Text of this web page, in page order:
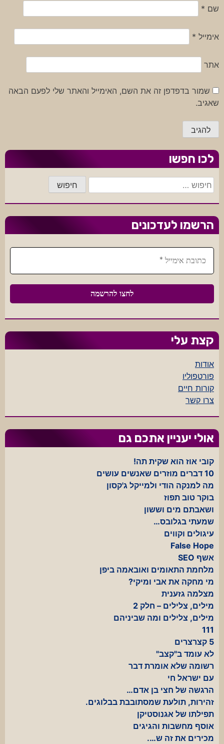
שם *
אימייל *
אתר
שמור בדפדפן זה את השם, האימייל והאתר שלי לפעם הבאה
שאגיב.
לכו חפשו
חיפוש:
הרשמו לעדכונים
קצת עלי
אודות
פורטפוליו
קורות חיים
צרו קשר
אולי יעניין אתכם גם
קובי אוז הוא שקית תה!
10 דברים מוזרים שאנשים עושים
מה למנקה הודי ולמייקל ג'קסון
בוקר טוב תפוז
ושאבתם מים וששון
שמעתי בגלובס…
עיגולים וקווים
False Hope
אשף SEO
מלחמת התאומים ואובאמה ביפן
מי מחקה את אבי ומיקי?
מצלמה גזענית
מילים, צלילים – חלק 2
מילים, צלילים ומה שביניהם
111
5 קצרצרים
לא עומד ב"קצב"
רשומה שלא אומרת דבר
עם ישראל חי
הרגשה של חצי בן אדם…
זהירות, תולעת שמסתובבת בבלוגים.
תפילתו של אגנוסטיקן
אוסף מחשבות והגיגים
מכירים את זה ש….